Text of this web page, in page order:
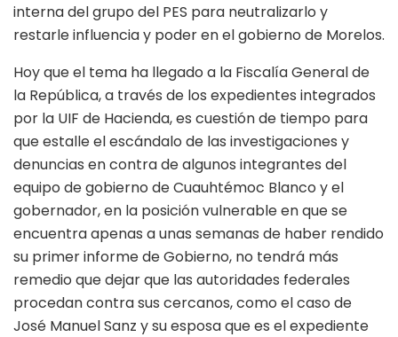
interna del grupo del PES para neutralizarlo y
restarle influencia y poder en el gobierno de Morelos.
Hoy que el tema ha llegado a la Fiscalía General de
la República, a través de los expedientes integrados
por la UIF de Hacienda, es cuestión de tiempo para
que estalle el escándalo de las investigaciones y
denuncias en contra de algunos integrantes del
equipo de gobierno de Cuauhtémoc Blanco y el
gobernador, en la posición vulnerable en que se
encuentra apenas a unas semanas de haber rendido
su primer informe de Gobierno, no tendrá más
remedio que dejar que las autoridades federales
procedan contra sus cercanos, como el caso de
José Manuel Sanz y su esposa que es el expediente